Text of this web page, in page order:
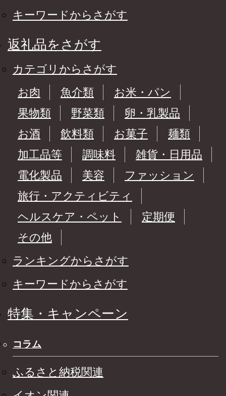
キーワードからさがす
返礼品をさがす
カテゴリからさがす
お肉
魚介類
お米・パン
果物類
野菜類
卵・乳製品
お酒
飲料類 お菓子
麺類
加工品等
調味料
雑貨・日用品
電化製品
美容
ファッション
旅行・アクティビティ
ヘルスケア・ペット
定期便
その他
ランキングからさがす
キーワードからさがす
特集・キャンペーン
コラム
ふるさと納税関連